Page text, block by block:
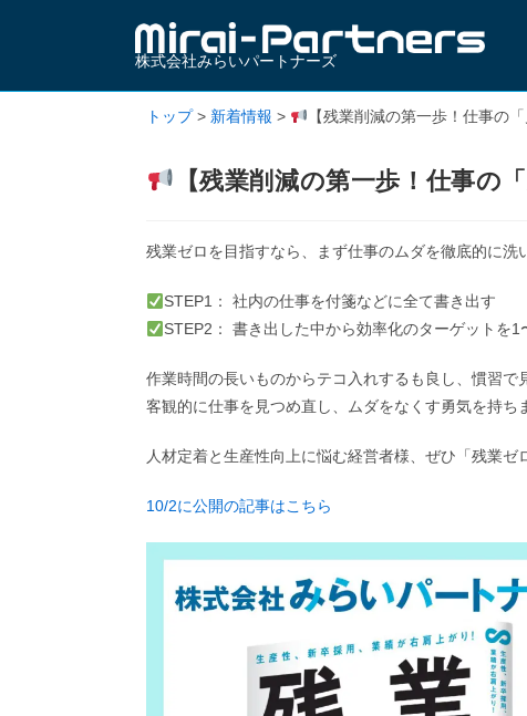
株式会社みらいパートナーズ
トップ> 新着情報 > 【残業削減の第一歩！仕事の
【残業削減の第一歩！仕事の
残業ゼロを目指すなら、まず仕事のムダを徹底的に洗
STEP1： 社内の仕事を付箋などに全て書き出す
STEP2： 書き出した中から効率化のターゲットを1
作業時間の長いものからテコ入れするも良し、慣習で
客観的に仕事を見つめ直し、ムダをなくす勇気を持ち
人材定着と生産性向上に悩む経営者様、ぜひ「残業ゼ
10/2に公開の記事はこちら